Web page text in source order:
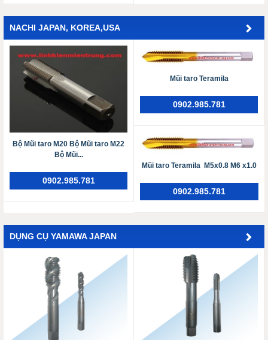
NACHI JAPAN, KOREA,USA
Bộ Mũi taro M20 Bộ Mũi taro M22
Bộ Mũi...
0902.985.781
Mũi taro Teramila
0902.985.781
Mũi taro Teramila M5x0.8 M6 x1.0
0902.985.781
DỤNG CỤ YAMAWA JAPAN